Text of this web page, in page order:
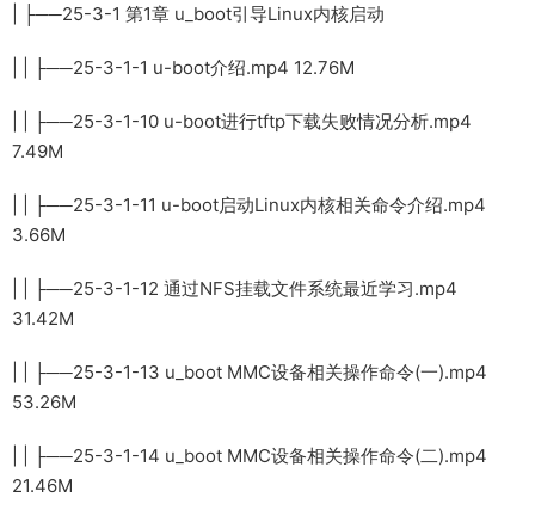
| ├──25-3-1 第1章 u_boot引导Linux内核启动
| | ├──25-3-1-1 u-boot介绍.mp4 12.76M
| | ├──25-3-1-10 u-boot进行tftp下载失败情况分析.mp4
7.49M
| | ├──25-3-1-11 u-boot启动Linux内核相关命令介绍.mp4
3.66M
| | ├──25-3-1-12 通过NFS挂载文件系统最近学习.mp4
31.42M
| | ├──25-3-1-13 u_boot MMC设备相关操作命令(一).mp4
53.26M
| | ├──25-3-1-14 u_boot MMC设备相关操作命令(二).mp4
21.46M